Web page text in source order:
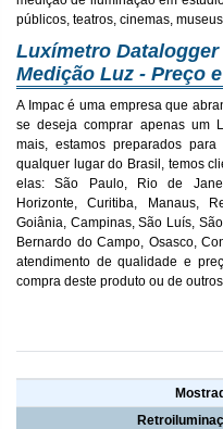
públicos, teatros, cinemas,
Luxímetro Datalogger
Medição Luz - Preço
A Impac é uma empresa que
se deseja comprar apenas um
mais, estamos preparados
qualquer lugar do Brasil, temos
elas: São Paulo, Rio de
Horizonte, Curitiba, Manaus,
Goiânia, Campinas, São Luís,
Bernardo do Campo, Osasco,
atendimento de qualidade e
compra deste produto ou de